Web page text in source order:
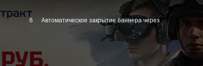
5 Автоматическое закрытие баннера через